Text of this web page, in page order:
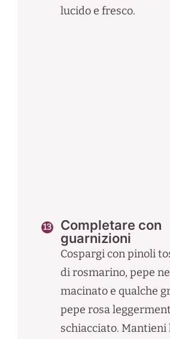
lucido e fresco.
Completare con
guarnizioni
Cospargi con pinoli
di rosmarino, pepe
macinato e qualche
pepe rosa
schiacciato. Mantieni